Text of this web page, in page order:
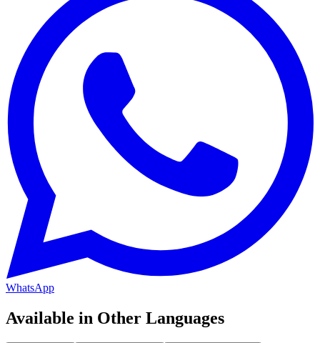
WhatsApp
Available in Other Languages